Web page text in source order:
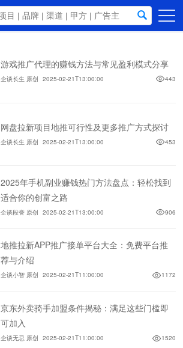
游戏推广代理的赚钱方法与常见盈利模式分享
企谈长生 原创 2025-02-21T13:00:00 443
网盘拉新项目地推可行性及更多推广方式探讨
企谈长生 原创 2025-02-21T13:00:00 453
2025年手机副业赚钱热门方法盘点：轻松找到
适合你的创富之路
企谈段誉 原创 2025-02-21T13:00:00 906
地推拉新APP推广接单平台大全：免费平台推
荐与介绍
企谈小智 原创 2025-02-21T11:00:00 1172
京东外卖骑手加盟条件揭秘：满足这些门槛即
可加入
企谈无忌 原创 2025-02-21T11:00:00 1520